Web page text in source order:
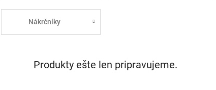
Nákrčníky
Produkty ešte len pripravujeme.